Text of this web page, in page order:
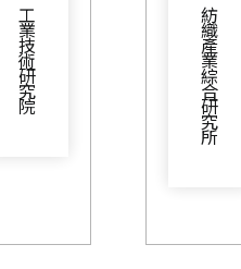
工
業
技
術
研
究
院
紡
織
產
業
綜
合
研
究
所